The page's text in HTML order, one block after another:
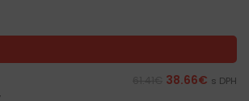
38.66€ s DPH